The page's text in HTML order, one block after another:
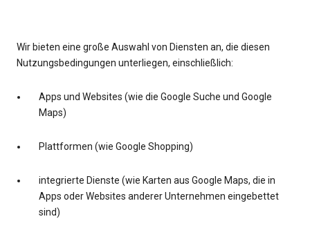
Wir bieten eine große Auswahl von Diensten an, die diesen
Nutzungsbedingungen unterliegen, einschließlich:
Apps und Websites (wie die Google Suche und Google
Maps)
Plattformen (wie Google Shopping)
integrierte Dienste (wie Karten aus Google Maps, die in
Apps oder Websites anderer Unternehmen eingebettet
sind)